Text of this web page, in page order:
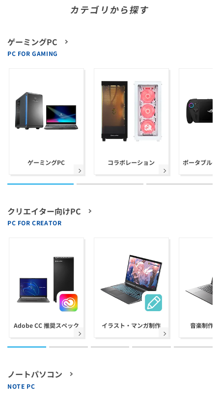
カテゴリから探す
ゲーミングPC
PC FOR GAMING
ゲーミングPC コラボレーション ポータブルゲ
クリエイター向けPC
PC FOR CREATOR
Adobe CC 推奨スペック イラスト・マンガ制作 音楽制作
ノートパソコン
NOTE PC